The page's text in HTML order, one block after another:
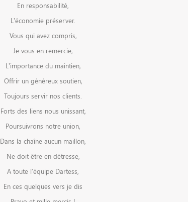
En responsabilité,
L’économie préserver.
Vous qui avez compris,
Je vous en remercie,
L’importance du maintien,
Offrir un généreux soutien,
Toujours servir nos clients.
Forts des liens nous unissant,
Poursuivrons notre union,
Dans la chaîne aucun maillon,
Ne doit être en détresse,
A toute l’équipe Dartess,
En ces quelques vers je dis